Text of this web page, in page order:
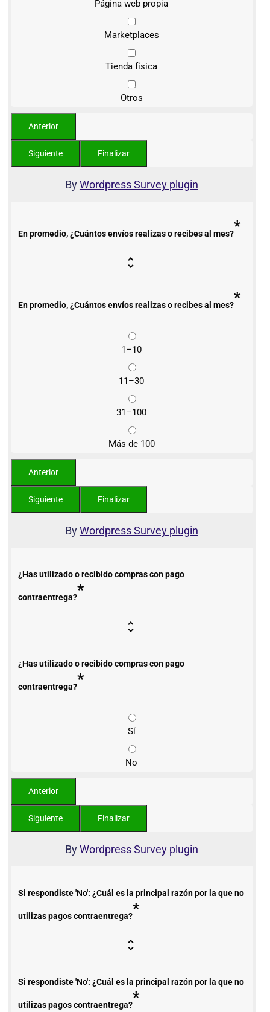
Página web propia
Marketplaces
Tienda física
Otros
ByWordpress Survey plugin
En promedio, ¿Cuántos envíos realizas o recibes al mes?*
En promedio, ¿Cuántos envíos realizas o recibes al mes?*
1–10
11–30
31–100
Más de 100
ByWordpress Survey plugin
¿Has utilizado o recibido compras con pago
contraentrega?*
¿Has utilizado o recibido compras con pago
contraentrega?*
Sí
No
ByWordpress Survey plugin
Si respondiste 'No': ¿Cuál es la principal razón por la que no
utilizas pagos contraentrega?*
Si respondiste 'No': ¿Cuál es la principal razón por la que no
utilizas pagos contraentrega?*